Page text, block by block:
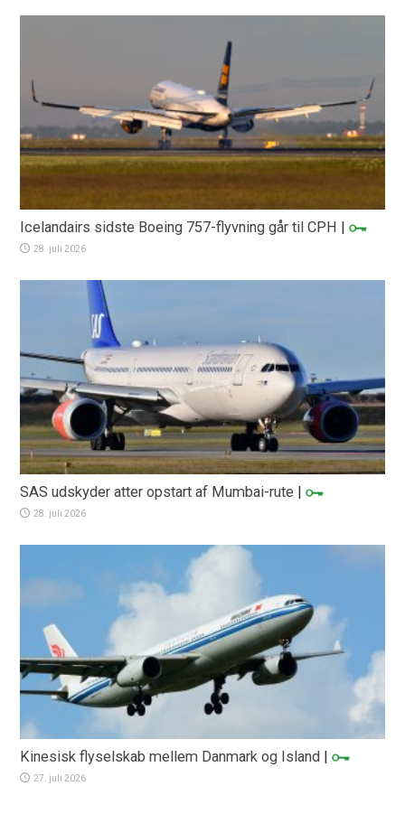
Icelandairs sidste Boeing 757-flyvning går til CPH |
28. juli 2026
SAS udskyder atter opstart af Mumbai-rute |
28. juli 2026
Kinesisk flyselskab mellem Danmark og Island |
27. juli 2026